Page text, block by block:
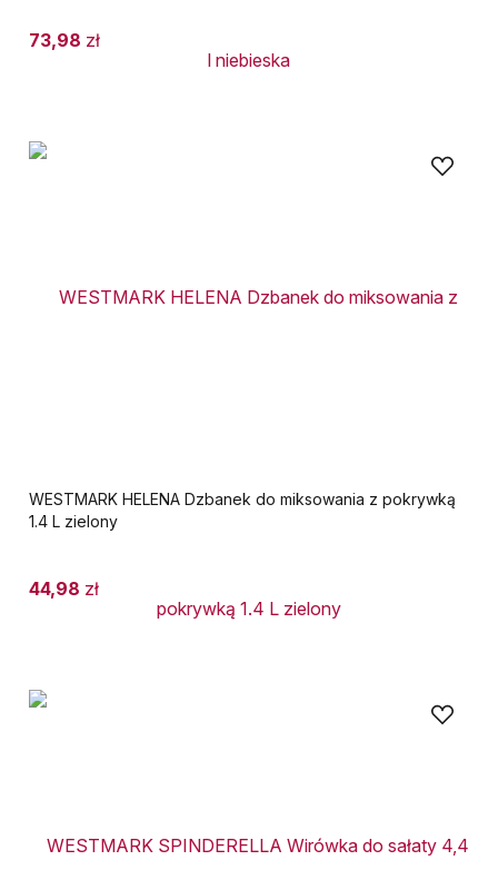
73,98 zł
WESTMARK HELENA Dzbanek do miksowania z pokrywką
1.4 L zielony
44,98 zł